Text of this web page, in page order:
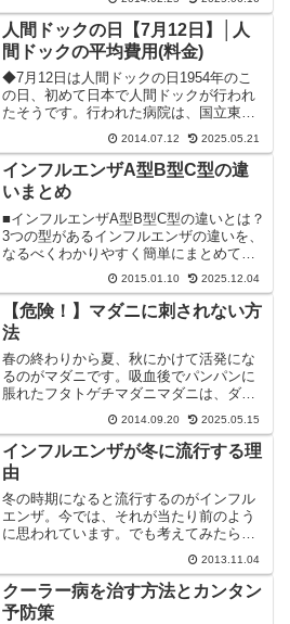
ばら撒かれ、多くの花粉症被害者が毎年
出るワケです。花粉症の人にはもう、“辛
い”の一言。そんな、花...
人間ドックの日【7月12日】│人
間ドックの平均費用(料金)
◆7月12日は人間ドックの日1954年のこ
の日、初めて日本で人間ドックが行われ
たそうです。行われた病院は、国立東京
第一病院(当時)。現在の国立国際医療研究
センター病院のことです。厚生労働省の
管轄の病院ですね。それを記念にして、7
月12日を人...
2014.07.12 2025.05.21
インフルエンザA型B型C型の違
いまとめ
■インフルエンザA型B型C型の違いとは？
3つの型があるインフルエンザの違いを、
なるべくわかりやすく簡単にまとめてみ
ました。型流行時期感染宿主ワクチン感
染規模A型冬に流行(稀に春)動物に感染(人
は少数)亜種が多く、効きにくい極大B型
冬に流行人...
2015.01.10 2025.12.04
【危険！】マダニに刺されない方
法
春の終わりから夏、秋にかけて活発にな
るのがマダニです。吸血後でパンパンに
脹れたフタトゲチマダニマダニは、ダニ
の中では大きい方ですが、それでも人の
目から見れば小さい虫です。そんな小さ
なマダニを危険視する理由は、SFTSウィ
ルス感染症やライム病...
2014.09.20 2025.05.15
インフルエンザが冬に流行する理
由
冬の時期になると流行するのがインフル
エンザ。今では、それが当たり前のよう
に思われています。でも考えてみたら、
なぜインフルエンザは冬に流行するの
か？不思議に思いませんか？その理由は
ズバリ、太陽の光が少なくなるからで
す。「え？空気が乾燥するから...
2013.11.04
クーラー病を治す方法とカンタン
予防策